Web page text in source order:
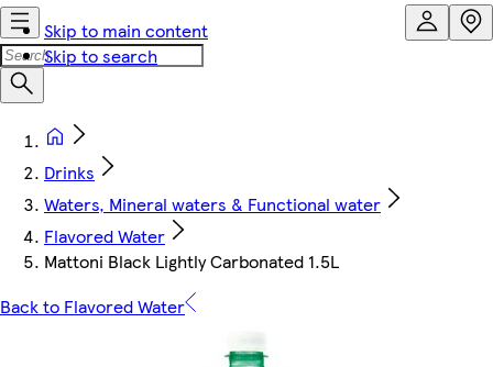
Skip to main content
Skip to search
Drinks
Waters, Mineral waters & Functional water
Flavored Water
Mattoni Black Lightly Carbonated 1.5L
Back to Flavored Water